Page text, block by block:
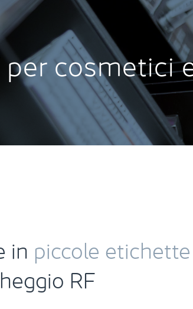
per cosmetici
in piccole etichette
RF